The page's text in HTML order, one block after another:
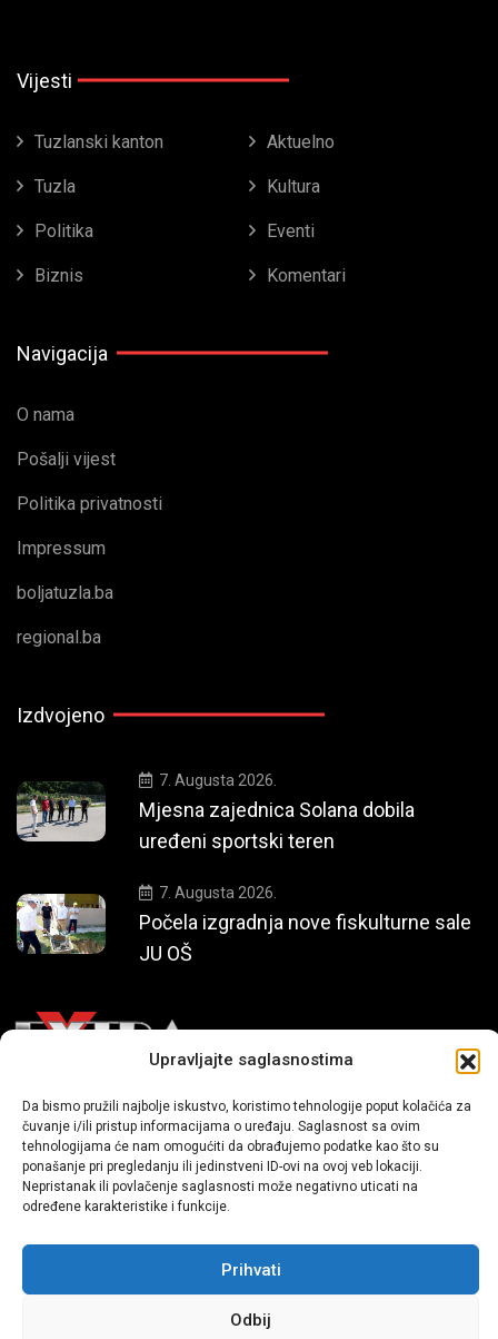
Upravljajte saglasnostima
Da bismo pružili najbolje iskustvo, koristimo tehnologije poput kolačića za
čuvanje i/ili pristup informacijama o uređaju. Saglasnost sa ovim
tehnologijama će nam omogućiti da obrađujemo podatke kao što su
ponašanje pri pregledanju ili jedinstveni ID-ovi na ovoj veb lokaciji.
Nepristanak ili povlačenje saglasnosti može negativno uticati na
određene karakteristike i funkcije.
Prihvati
Odbij
Vijesti
Tuzlanski kanton Aktuelno
Tuzla Kultura
Politika Eventi
Biznis Komentari
Navigacija
O nama
Pošalji vijest
Politika privatnosti
Impressum
boljatuzla.ba
regional.ba
Izdvojeno
7. Augusta 2026.
Mjesna zajednica Solana dobila
uređeni sportski teren
7. Augusta 2026.
Počela izgradnja nove fiskulturne sale
JU OŠ
Mi smo moderni portal zabavnog karaktera koji donosi vijesti i
priče iz života, svijeta showbiza, lifestyle-a i popularne kulture.
Sva prava zadržana | extra.ba by profm.ba